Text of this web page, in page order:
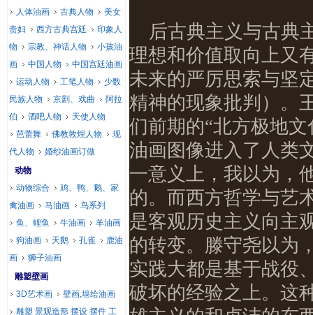
后古典主义与古典
理想和价值取向上又
未来的严厉思索与坚
精神的现象批判）。
们前期的“北方极地
油画图像进入了人类
一意义上，我以为，
的。而西方哲学与艺
是客观历史主义向主
的转变。滕守尧以为
实践大都是基于战役
破坏的经验之上。这
人体油画
古典人物
美女
贵妇
西方古典宫廷
印象人
物
宗教、神话人物
小孩油
画
中国人物
中国宫廷油画
运动人物
工笔人物
少数
民族人物
京剧、戏曲
阿拉
伯
酒吧人物
天使人物
芭蕾舞
佛教敦煌人物
现
代人物
婚纱油画订做
动物
动物综合
鸡、鸭、鹅、家
禽油画
马油画
鸟系列
鱼、鲤鱼
牛油画
羊油画
狗油画
天鹅 孔雀
鹿油
画
狮子油画
雕塑壁画
3D艺术画
壁画,墙绘油画
雕塑 景观造形 摆设 摆件 工